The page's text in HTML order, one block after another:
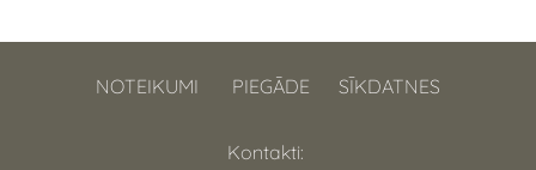
NOTEIKUMI PIEGĀDE SĪKDATNES
Kontakti: